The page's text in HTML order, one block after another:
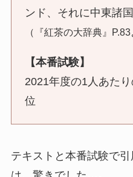
ンド、それに中東諸
（『紅茶の大辞典』P.83
【本番試験】
2021年度の1人あた
位
テキストと本番試験で